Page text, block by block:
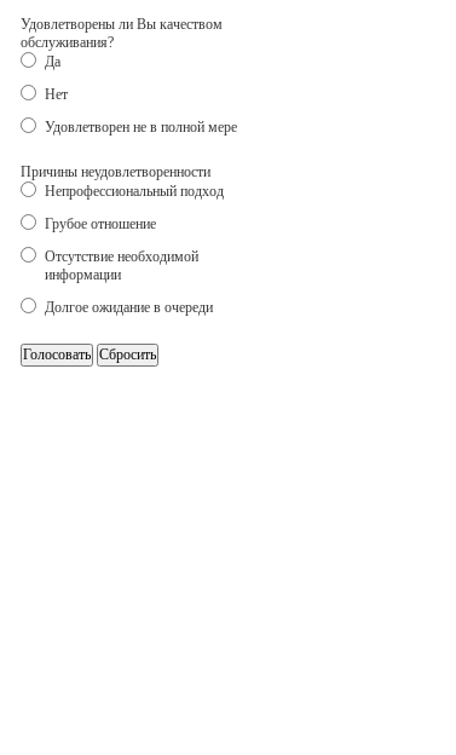
Удовлетворены ли Вы качеством
обслуживания?
Да
Нет
Удовлетворен не в полной мере
Причины неудовлетворенности
Непрофессиональный подход
Грубое отношение
Отсутствие необходимой
информации
Долгое ожидание в очереди